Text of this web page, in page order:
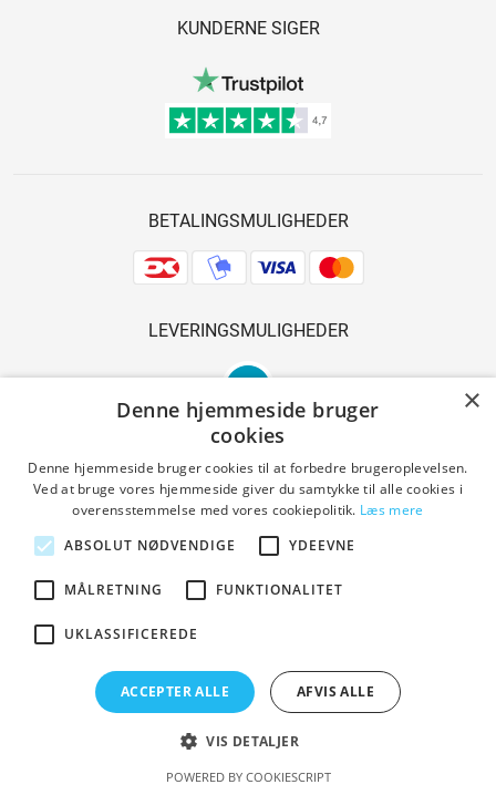
KUNDERNE SIGER
BETALINGSMULIGHEDER
LEVERINGSMULIGHEDER
SIKKER SHOPPING
Handelsbetingelser
Copyright © 2023 Den Gl. Smedie. All Rights Reserved.
Designed by PrestaShoppen
×
Denne hjemmeside bruger
cookies
Denne hjemmeside bruger cookies til at forbedre brugeroplevelsen.
Ved at bruge vores hjemmeside giver du samtykke til alle cookies i
overensstemmelse med vores cookiepolitik. Læs mere
ABSOLUT NØDVENDIGE
YDEEVNE
MÅLRETNING FUNKTIONALITET
UKLASSIFICEREDE
ACCEPTER ALLE AFVIS ALLE
VIS DETALJER
POWERED BY COOKIESCRIPT